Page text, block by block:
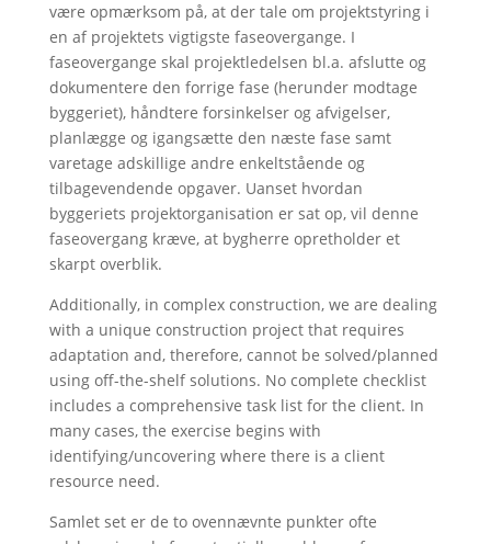
være opmærksom på, at der tale om projektstyring i
en af projektets vigtigste faseovergange. I
faseovergange skal projektledelsen bl.a. afslutte og
dokumentere den forrige fase (herunder modtage
byggeriet), håndtere forsinkelser og afvigelser,
planlægge og igangsætte den næste fase samt
varetage adskillige andre enkeltstående og
tilbagevendende opgaver. Uanset hvordan
byggeriets projektorganisation er sat op, vil denne
faseovergang kræve, at bygherre opretholder et
skarpt overblik.
Additionally, in complex construction, we are dealing
with a unique construction project that requires
adaptation and, therefore, cannot be solved/planned
using off-the-shelf solutions. No complete checklist
includes a comprehensive task list for the client. In
many cases, the exercise begins with
identifying/uncovering where there is a client
resource need.
Samlet set er de to ovennævnte punkter ofte